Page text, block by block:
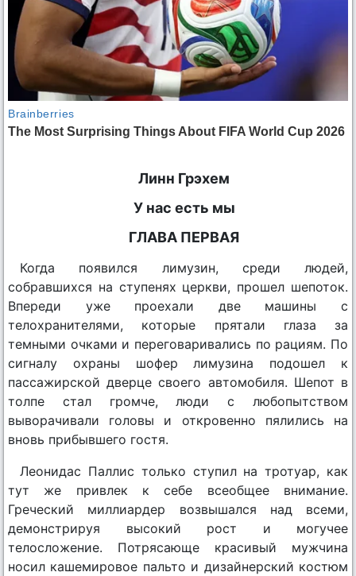
Линн Грэхем
У нас есть мы
ГЛАВА ПЕРВАЯ
Когда появился лимузин, среди людей,
собравшихся на ступенях церкви, прошел шепоток.
Впереди уже проехали две машины с
телохранителями, которые прятали глаза за
темными очками и переговаривались по рациям. По
сигналу охраны шофер лимузина подошел к
пассажирской дверце своего автомобиля. Шепот в
толпе стал громче, люди с любопытством
выворачивали головы и откровенно пялились на
вновь прибывшего гостя.
Леонидас Паллис только ступил на тротуар, как
тут же привлек к себе всеобщее внимание.
Греческий миллиардер возвышался над всеми,
демонстрируя высокий рост и могучее
телосложение. Потрясающе красивый мужчина
носил кашемировое пальто и дизайнерский костюм